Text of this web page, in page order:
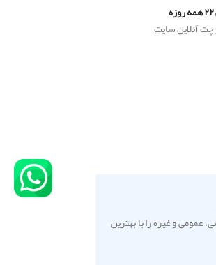
سؤالات ادبیات فارسی کنکور است. این کتاب
با همکاری مشترک امیر نجات‌شجاعی و مهدی
توجه به سبک و سیاق مؤلفان کتاب‌های درسی
جدید ارائه‌ی پاسخ‌های کلیدی برای همه‌ی
پرسش‌ها در پایان کتاب ارائه‌ی پاسخ‌های واقعا
تست‌های کنکور سراسری ۱۴۰۰
چت آنلاین سایت
عمومی و غیره را با بهترین